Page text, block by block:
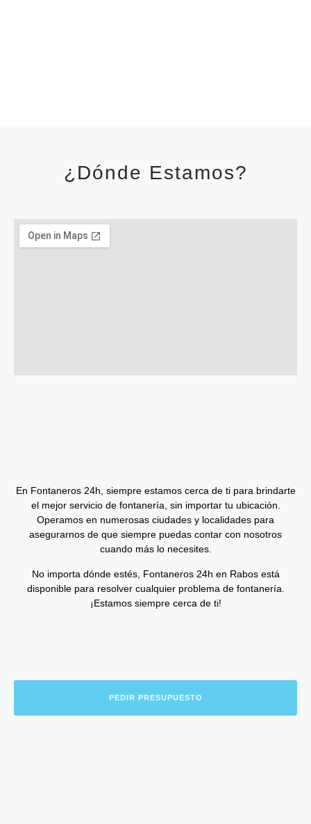
¿Dónde Estamos?​
En Fontaneros 24h, siempre estamos cerca de ti para brindarte
el mejor servicio de fontanería, sin importar tu ubicación.
Operamos en numerosas ciudades y localidades para
asegurarnos de que siempre puedas contar con nosotros
cuando más lo necesites.
No importa dónde estés, Fontaneros 24h en Rabosestá
disponible para resolver cualquier problema de fontanería.
¡Estamos siempre cerca de ti!
PEDIR PRESUPUESTO